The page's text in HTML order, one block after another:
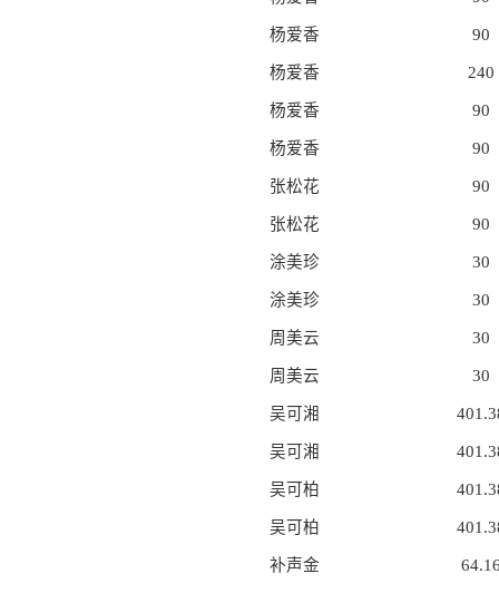
杨爱香 90
杨爱香 240
杨爱香 90
杨爱香 90
张松花 90
张松花 90
涂美珍 30
涂美珍 30
周美云 30
周美云 30
吴可湘
吴可湘
吴可柏
吴可柏
补声金